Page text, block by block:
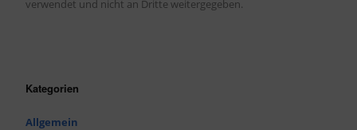
verwendet und nicht an Dritte weitergegeben.
Kategorien
Allgemein